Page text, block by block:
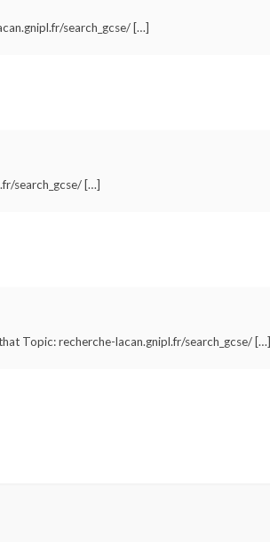
search_gcse/ […]
search_gcse/ […]
Topic: recherche-lacan.gnipl.fr/search_gcse/ […]